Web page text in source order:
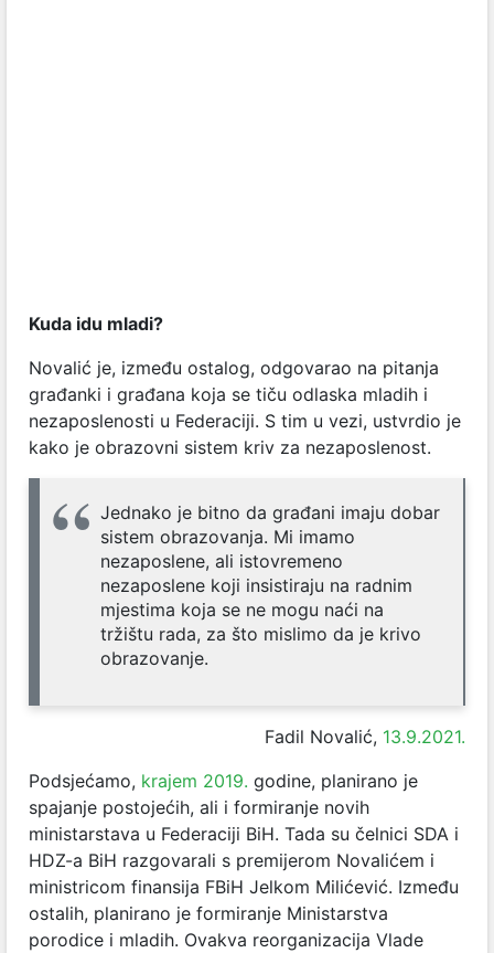
Kuda idu mladi?
Novalić je, između ostalog, odgovarao na pitanja
građanki i građana koja se tiču odlaska mladih i
nezaposlenosti u Federaciji. S tim u vezi, ustvrdio je
kako je obrazovni sistem kriv za nezaposlenost.
Jednako je bitno da građani imaju dobar
sistem obrazovanja. Mi imamo
nezaposlene, ali istovremeno
nezaposlene koji insistiraju na radnim
mjestima koja se ne mogu naći na
tržištu rada, za što mislimo da je krivo
obrazovanje.
Fadil Novalić, 13.9.2021.
Podsjećamo, krajem 2019. godine, planirano je
spajanje postojećih, ali i formiranje novih
ministarstava u Federaciji BiH. Tada su čelnici SDA i
HDZ-a BiH razgovarali s premijerom Novalićem i
ministricom finansija FBiH Jelkom Milićević. Između
ostalih, planirano je formiranje Ministarstva
porodice i mladih. Ovakva reorganizacija Vlade